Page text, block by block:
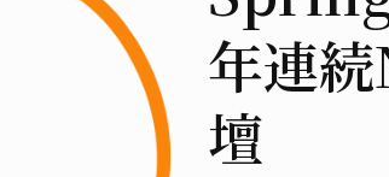
年連
壇